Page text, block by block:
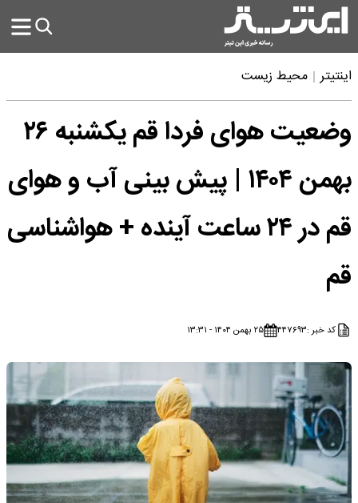
اینتیتر محیط زیست
وضعیت هوای فردا قم یکشنبه ۲۶
بهمن ۱۴۰۴ | پیش بینی آب و هوای
قم در ۲۴ ساعت آینده + هواشناسی
قم
کد خبر :۴۴۷۶۹۳ ۲۵ بهمن ۱۴۰۴ - ۱۳:۳۱